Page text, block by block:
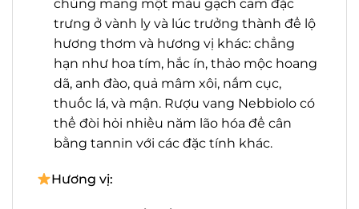
để lâu, chúng mang một màu gạch
cam đặc trưng ở vành ly và lúc trưởng
thành để lộ hương thơm và hương vị
khác: chẳng hạn như hoa tím, hắc ín,
thảo mộc hoang dã, anh đào, quả mâm
xôi, nấm cục, thuốc lá, và mận. Rượu
vang Nebbiolo có thể đòi hỏi nhiều
đặc tính khác.